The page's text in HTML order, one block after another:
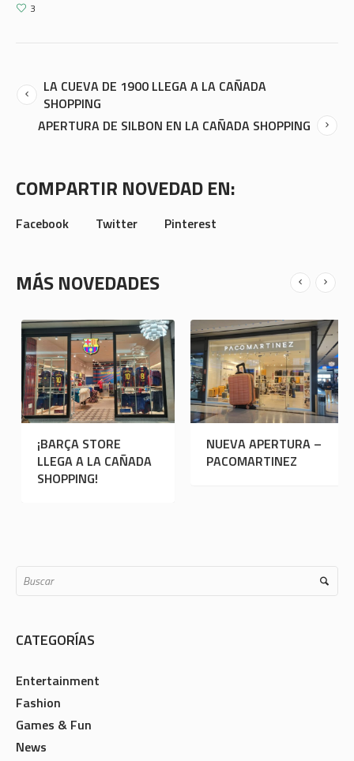
3
LA CUEVA DE 1900 LLEGA A LA CAÑADA
SHOPPING
APERTURA DE SILBON EN LA CAÑADA SHOPPING
COMPARTIR NOVEDAD EN:
Facebook Twitter Pinterest
MÁS NOVEDADES
STATION
A LA CAÑADA
¡BARÇA STORE
LLEGA A LA CAÑADA
CATEGORÍAS
Entertainment
Fashion
Games & Fun
News